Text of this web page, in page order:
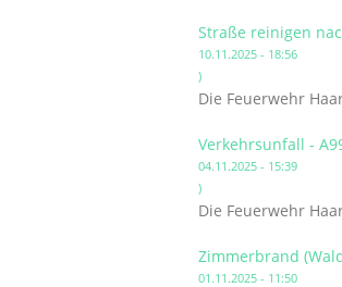
Straße reinigen
10.11.2025 - 18:56
)
Die Feuerwehr
Verkehrsunfall -
04.11.2025 - 15:39
)
Die Feuerwehr
Zimmerbrand
01.11.2025 - 11:50